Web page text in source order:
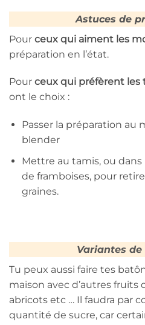
Astuces de
Pour ceux qui aiment les
préparation en l’état.
Pour ceux qui préfèrent les
ont le choix :
Passer la préparation au
blender
Mettre au tamis, ou dans
de framboises, pour
graines.
Variantes
Tu peux aussi faire tes
maison avec d’autres fruits
abricots etc … Il faudra par
quantité de sucre, car